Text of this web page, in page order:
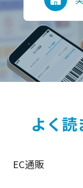
よく
EC通販